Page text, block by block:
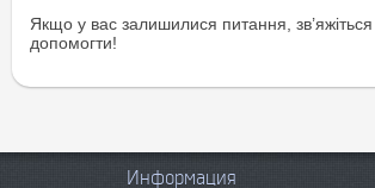
Якщо у вас залишилися питання,
допомогти!
Информация